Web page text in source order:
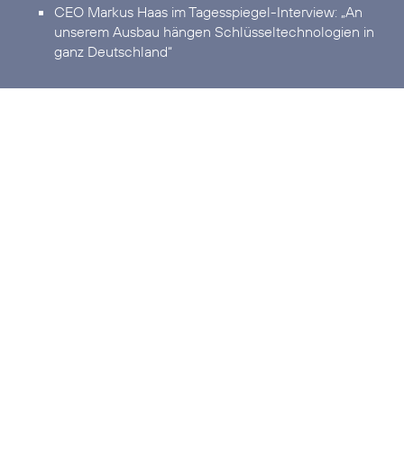
CEO Markus Haas im Tagesspiegel-Interview: „An
unserem Ausbau hängen Schlüsseltechnologien in
ganz Deutschland“